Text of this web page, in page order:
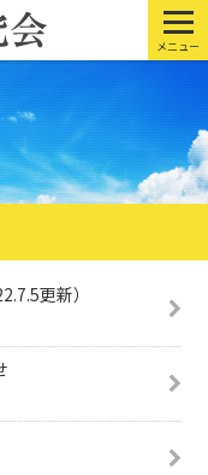
メニュー
更新）